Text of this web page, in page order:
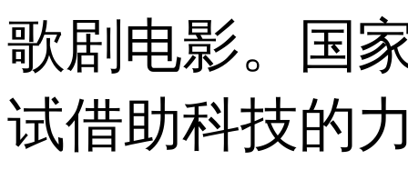
歌剧电影。国
试借助科技的